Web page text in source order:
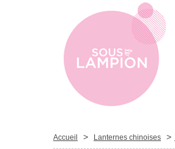
Accueil > Lanternes chinoises >